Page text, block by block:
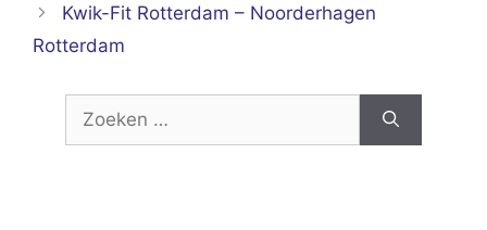
Kwik-Fit Rotterdam – Noorderhagen
Rotterdam
naar: